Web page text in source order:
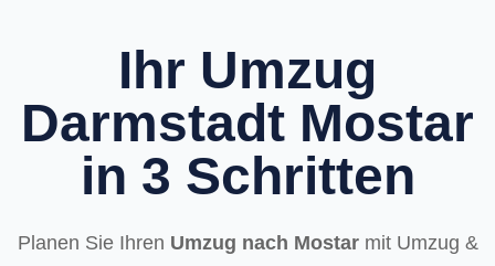
Ihr Umzug
Darmstadt Mostar
in 3 Schritten
Planen Sie Ihren Umzug nach Mostarmit Umzug &